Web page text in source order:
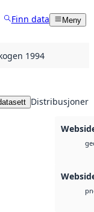
Finn data Meny
1994
Distribusjoner